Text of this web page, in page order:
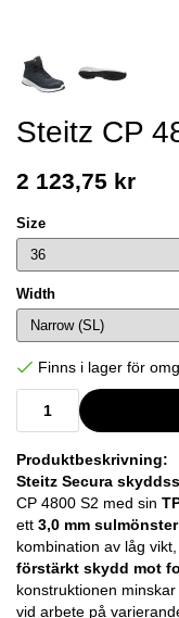
Steitz CP
2 123,75 kr
Size
Width
Finns i lager för
Produktbeskrivning:
Steitz Secura
CP 4800 S2 med sin
ett 3,0 mm sulmönster
kombination av låg
förstärkt skydd mot
konstruktionen
vid arbete på